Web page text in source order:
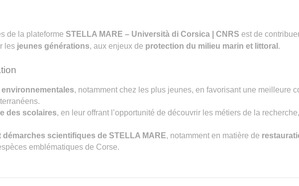
de la plateformeSTELLA MARE – Università di Corsica | CNRS est de
les jeunes générations, aux enjeux de protection du milieu marin et littoral .
, notamment chez les plus jeunes, en favorisant une meilleure
des scolaires, en leur offrant l’opportunité de découvrir les métiers de la
démarches scientifiques de STELLA MARE, notamment en matière de
emblématiques de Corse.